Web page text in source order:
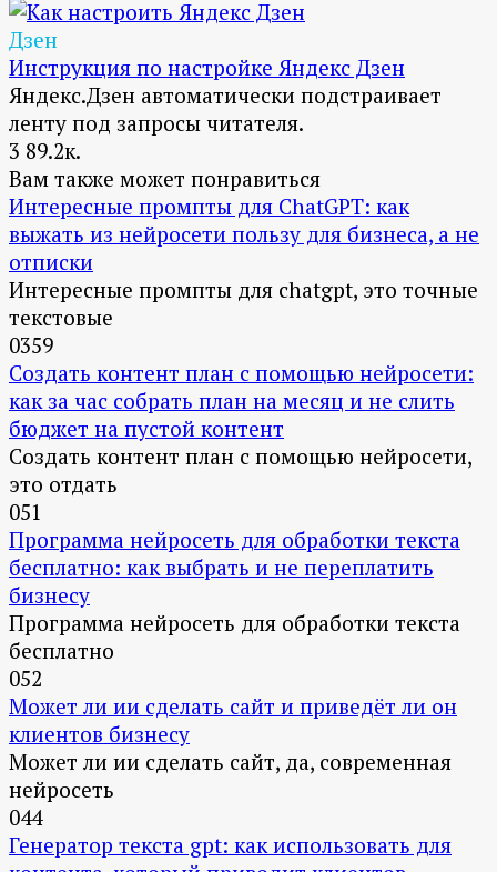
Дзен
Инструкция по настройке Яндекс Дзен
Яндекс.Дзен автоматически подстраивает
ленту под запросы читателя.
3 89.2к.
Вам также может понравиться
Интересные промпты для ChatGPT: как
выжать из нейросети пользу для бизнеса, а не
отписки
Интересные промпты для chatgpt, это точные
текстовые
0359
Создать контент план с помощью нейросети:
как за час собрать план на месяц и не слить
бюджет на пустой контент
Создать контент план с помощью нейросети,
это отдать
051
Программа нейросеть для обработки текста
бесплатно: как выбрать и не переплатить
бизнесу
Программа нейросеть для обработки текста
бесплатно
052
Может ли ии сделать сайт и приведёт ли он
клиентов бизнесу
Может ли ии сделать сайт, да, современная
нейросеть
044
Генератор текста gpt: как использовать для